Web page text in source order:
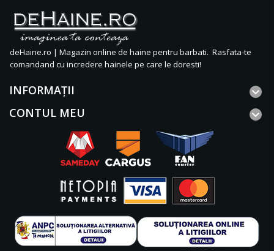
deHaine.ro | Magazin online de haine pentru barbati. Rasfata-te
comandand cu incredere hainele pe care le doresti!
INFORMAŢII
CONTUL MEU